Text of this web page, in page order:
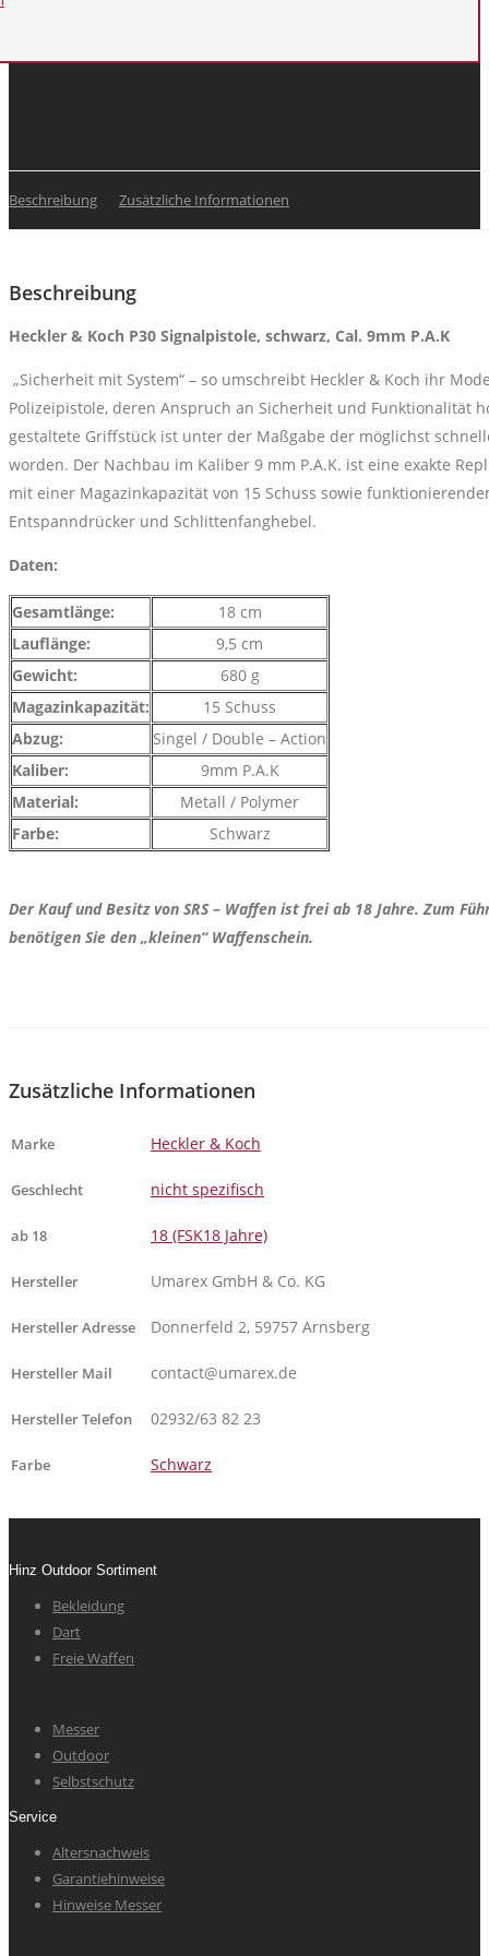
Beschreibung Zusätzliche Informationen
Beschreibung
Heckler & Koch P30 Signalpistole, schwarz, Cal. 9mm P.A.K
„Sicherheit mit System“ – so umschreibt Heckler & Koch ihr
Polizeipistole, deren Anspruch an Sicherheit und Funktionalität
gestaltete Griffstück ist unter der Maßgabe der möglichst
worden. Der Nachbau im Kaliber 9 mm P.A.K. ist eine exakte
mit einer Magazinkapazität von 15 Schuss sowie
Entspanndrücker und Schlittenfanghebel.
Daten:
Gesamtlänge:
18 cm
Lauflänge:
9,5 cm
Gewicht:
680 g
Magazinkapazität:
15 Schuss
Abzug:
Singel / Double – Action
Kaliber:
9mm P.A.K
Material:
Metall / Polymer
Farbe:
Schwarz
Der Kauf und Besitz von SRS – Waffen ist frei ab 18 Jahre. Zum
benötigen Sie den „kleinen“ Waffenschein.
Zusätzliche Informationen
Marke Heckler & Koch
Geschlecht nicht spezifisch
ab 18 18 (FSK18 Jahre)
Hersteller Umarex GmbH & Co. KG
Hersteller Adresse Donnerfeld 2, 59757 Arnsberg
Hersteller Mail contact@umarex.de
Hersteller Telefon 02932/63 82 23
Farbe Schwarz
Hinz Outdoor Sortiment
Bekleidung
Dart
Freie Waffen
Messer
Outdoor
Selbstschutz
Service
Altersnachweis
Garantiehinweise
Hinweise Messer